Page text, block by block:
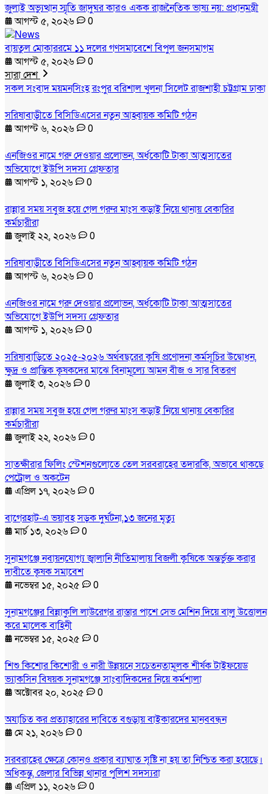
জুলাই অভ্যুত্থান স্মৃতি জাদুঘর কারও একক রাজনৈতিক ভাষ্য নয়: প্রধানমন্ত্রী
আগস্ট ৫, ২০২৬
0
বায়তুল মোকাররমে ১১ দলের গণসমাবেশে বিপুল জনসমাগম
আগস্ট ৫, ২০২৬
0
সারা দেশ
সকল সংবাদময়মনসিংহরংপুরবরিশালখুলনাসিলেটরাজশাহীচট্টগ্রামঢাকা
সরিষাবাড়ীতে বিসিডিএসের নতুন আহ্বায়ক কমিটি গঠন
আগস্ট ৬, ২০২৬
0
এনজিওর নামে গরু দেওয়ার প্রলোভন, অর্ধকোটি টাকা আত্মসাতের
অভিযোগে ইউপি সদস্য গ্রেফতার
আগস্ট ১, ২০২৬
0
রান্নার সময় সবুজ হয়ে গেল গরুর মাংস কড়াই নিয়ে থানায় বেকারির
কর্মচারীরা
জুলাই ২২, ২০২৬
0
সরিষাবাড়ীতে বিসিডিএসের নতুন আহ্বায়ক কমিটি গঠন
আগস্ট ৬, ২০২৬
0
এনজিওর নামে গরু দেওয়ার প্রলোভন, অর্ধকোটি টাকা আত্মসাতের
অভিযোগে ইউপি সদস্য গ্রেফতার
আগস্ট ১, ২০২৬
0
সরিষাবাড়িতে ২০২৫-২০২৬ অর্থবছরের কৃষি প্রণোদনা কর্মসূচির উদ্বোধন,
ক্ষুদ্র ও প্রান্তিক কৃষকদের মাঝে বিনামূল্যে আমন বীজ ও সার বিতরণ
জুলাই ৩, ২০২৬
0
রান্নার সময় সবুজ হয়ে গেল গরুর মাংস কড়াই নিয়ে থানায় বেকারির
কর্মচারীরা
জুলাই ২২, ২০২৬
0
সাতক্ষীরার ফিলিং স্টেশনগুলোতে তেল সরবরাহের তদারকি, অভাবে থাকছে
পেট্রোল ও অকটেন
এপ্রিল ১৭, ২০২৬
0
বাগেরহাট-এ ভয়াবহ সড়ক দুর্ঘটনা,১৩ জনের মৃত্যু
মার্চ ১৩, ২০২৬
0
সুনামগঞ্জে নবায়নযোগ্য জ্বালানি নীতিমালায় বিজলী কৃষিকে অন্তর্ভুক্ত করার
দাবীতে কৃষক সমাবেশ
নভেম্বর ১৫, ২০২৫
0
সুনামগঞ্জের বিন্নাকুলি লাউরেগর রাস্তার পাশে সেভ মেশিন দিয়ে বালু উত্তোলন
করে মালেক বাহিনী
নভেম্বর ১৫, ২০২৫
0
শিশু কিশোর কিশোরী ও নারী উন্নয়নে সচেতনতামূলক শীর্ষক টাইফয়েড
ভ্যাকসিন বিষয়ক সুনামগঞ্জে সাংবাদিকদের নিয়ে কর্মশালা
অক্টোবর ২০, ২০২৫
0
অযাচিত কর প্রত্যাহারের দাবিতে বগুড়ায় বাইকারদের মানববন্ধন
মে ২১, ২০২৬
0
সরবরাহের ক্ষেত্রে কোনও প্রকার ব্যাঘাত সৃষ্টি না হয় তা নিশ্চিত করা হয়েছে।
অধিকন্তু, জেলার বিভিন্ন থানার পুলিশ সদস্যরা
এপ্রিল ১১, ২০২৬
0